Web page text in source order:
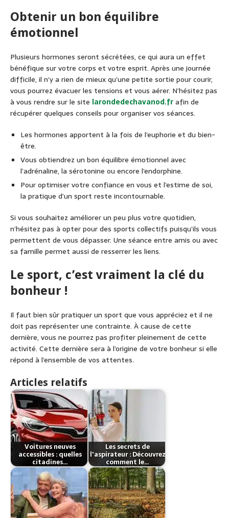
Obtenir un bon équilibre
émotionnel
Plusieurs hormones seront sécrétées, ce qui aura un effet
bénéfique sur votre corps et votre esprit. Après une journée
difficile, il n’y a rien de mieux qu’une petite sortie pour courir,
vous pourrez évacuer les tensions et vous aérer. N’hésitez pas
à vous rendre sur le site larondedechavanod.frafin de
récupérer quelques conseils pour organiser vos séances.
Les hormones apportent à la fois de l’euphorie et du bien-
être.
Vous obtiendrez un bon équilibre émotionnel avec
l’adrénaline, la sérotonine ou encore l’endorphine.
Pour optimiser votre confiance en vous et l’estime de soi,
la pratique d’un sport reste incontournable.
Si vous souhaitez améliorer un peu plus votre quotidien,
n’hésitez pas à opter pour des sports collectifs puisqu’ils vous
permettent de vous dépasser. Une séance entre amis ou avec
sa famille permet aussi de resserrer les liens.
Le sport, c’est vraiment la clé du
bonheur !
Il faut bien sûr pratiquer un sport que vous appréciez et il ne
doit pas représenter une contrainte. À cause de cette
dernière, vous ne pourrez pas profiter pleinement de cette
activité. Cette dernière sera à l’origine de votre bonheur si elle
répond à l’ensemble de vos attentes.
Articles relatifs
Voitures neuves
accessibles : quelles
citadines…
Les secrets de
l'aspirateur : Découvrez
comment le…